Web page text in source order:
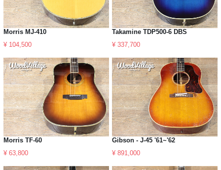
Morris MJ-410
¥ 104,500
Takamine TDP500-6 DBS
¥ 337,700
Morris TF-60
¥ 63,800
Gibson - J-45 '61~'62
¥ 891,000